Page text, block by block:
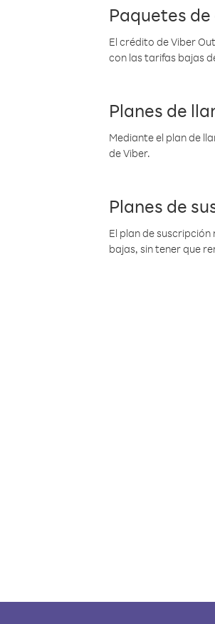
Paquetes
El crédito de Viber
con las tarifas bajas
Planes de
Mediante el plan de
de Viber.
Planes de
El plan de
bajas, sin tener que